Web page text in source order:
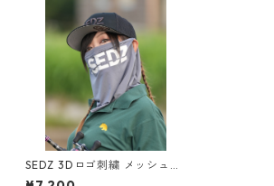
SEDZ 3Dロゴ刺繍 メッシュキ
ャップ / ブラック フリーサイ